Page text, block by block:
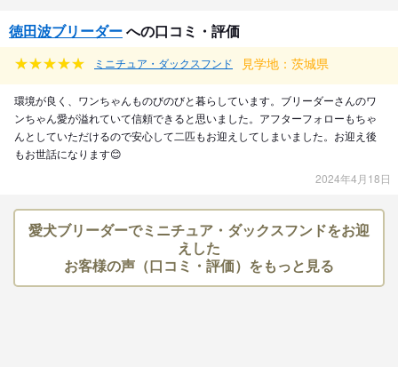
徳田波ブリーダーへの口コミ・評価
ミニチュア・ダックスフンド 見学地：茨城県
環境が良く、ワンちゃんものびのびと暮らしています。ブリーダーさんのワ
ンちゃん愛が溢れていて信頼できると思いました。アフターフォローもちゃ
んとしていただけるので安心して二匹もお迎えしてしまいました。お迎え後
もお世話になります😊
2024年4月18日
愛犬ブリーダーでミニチュア・ダックスフンドをお迎
えした
お客様の声（口コミ・評価）をもっと見る